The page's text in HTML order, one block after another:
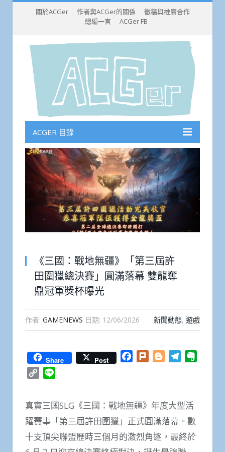
關於ACGer 作者與ACGer的關係
徵稿與推廣合作
總編一言
ACGer FB
ACGER 目錄
《三國：戰地無疆》「第三屆許
田圍獵總決賽」圓滿落幕 雙龍奪
鼎冠軍獎杯曝光
作者: GAMENEWS 日期: 12/06/2026 新聞動態, 遊戲
Share Post Facebook
Plurk BloggerTelegram
Copy
真實三國SLG《三國：戰地無疆》年度大型活
躍賽事「第三屆許田圍獵」正式圓滿落幕。數
十支頂尖聯盟歷時三個月的激烈角逐，最終於